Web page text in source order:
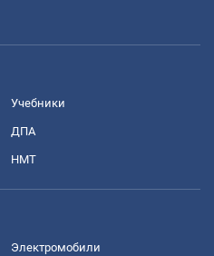
Учебники
ДПА
НМТ
Электромобили